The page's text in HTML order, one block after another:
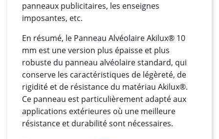
panneaux publicitaires, les enseignes
imposantes, etc.
En résumé, le Panneau Alvéolaire Akilux® 10
mm est une version plus épaisse et plus
robuste du panneau alvéolaire standard, qui
conserve les caractéristiques de légèreté, de
rigidité et de résistance du matériau Akilux®.
Ce panneau est particulièrement adapté aux
applications extérieures où une meilleure
résistance et durabilité sont nécessaires.